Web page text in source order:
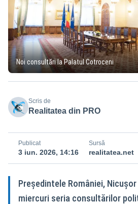
Noi consultări la Palatul Cotroceni
Scris de
Realitatea din PRO
Publicat
3 iun. 2026, 14:16
Sursă
realitatea.net
Președintele României,
miercuri seria consultărilor